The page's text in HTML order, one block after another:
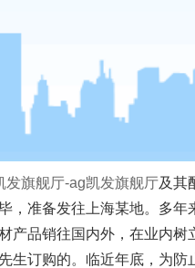
发旗舰厅-ag凯发旗舰厅及其
，准备发往上海某地。多
产品销往国内外，在业内树
生订购的。临近年底，为